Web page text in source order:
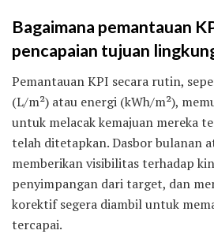
Bagaimana pemantauan
pencapaian tujuan
Pemantauan KPI secara rutin,
(L/m²) atau energi (kWh/m²),
untuk melacak kemajuan mereka
telah ditetapkan. Dasbor bulanan
memberikan visibilitas terhadap
penyimpangan dari target, dan
korektif segera diambil untuk
tercapai.